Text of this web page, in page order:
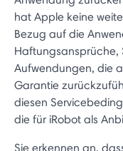
hat Apple keine
Bezug auf die
Haftungsansprüche,
Aufwendungen, die
Garantie
diesen
die für iRobot als
Sie erkennen an,